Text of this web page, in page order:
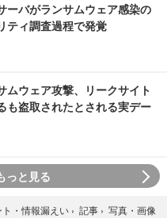
ーバがランサムウェア感染の
ティ調査過程で発覚
ムウェア攻撃、リークサイト
も盗取されたとされる実デー
っと見る
ト・情報漏えい › 記事 › 写真・画像